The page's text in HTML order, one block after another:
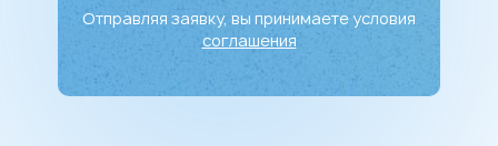
Отправляя заявку, вы принимаете условия
соглашения